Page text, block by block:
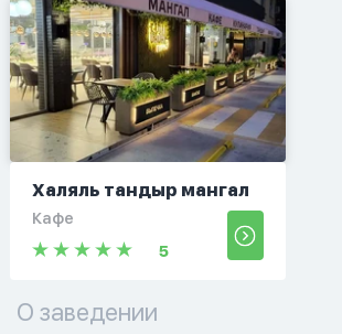
Халяль тандыр мангал
Кафе
5
О заведении